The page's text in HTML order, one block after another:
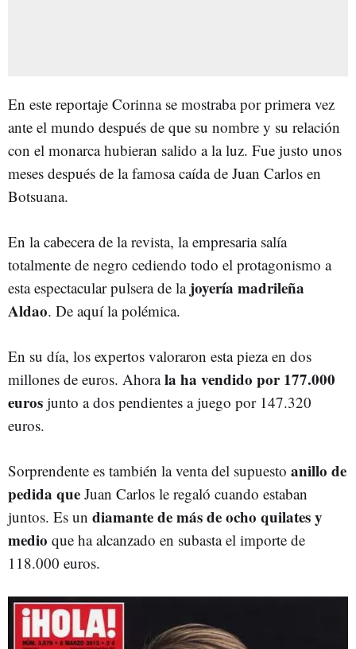
En este reportaje Corinna se mostraba por primera vez
ante el mundo después de que su nombre y su relación
con el monarca hubieran salido a la luz. Fue justo unos
meses después de la famosa caída de Juan Carlos en
Botsuana.
En la cabecera de la revista, la empresaria salía
totalmente de negro cediendo todo el protagonismo a
esta espectacular pulsera de la joyería madrileña
Aldao. De aquí la polémica.
En su día, los expertos valoraron esta pieza en dos
millones de euros. Ahorala ha vendido por 177.000
euros junto a dos pendientes a juego por 147.320
euros.
Sorprendente es también la venta del supuesto anillo de
pedida que Juan Carlos le regaló cuando estaban
juntos. Es un diamante de más de ocho quilates y
medio que ha alcanzado en subasta el importe de
118.000 euros.